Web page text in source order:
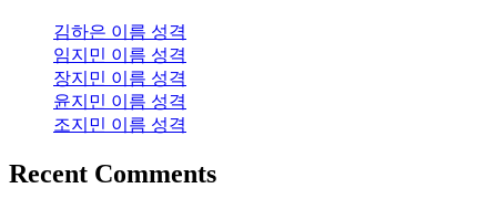
김하은 이름 성격
임지민 이름 성격
장지민 이름 성격
윤지민 이름 성격
조지민 이름 성격
Recent Comments